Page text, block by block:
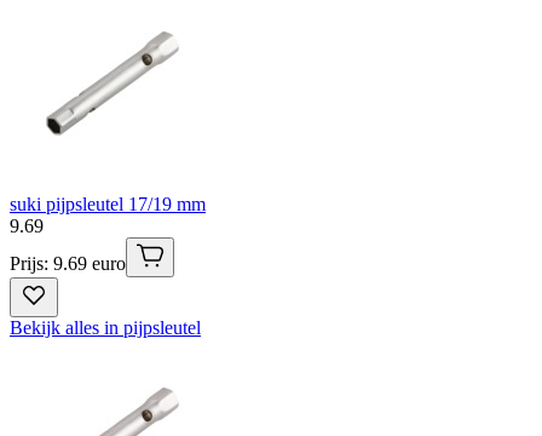
suki pijpsleutel 17/19 mm
9.69
Prijs: 9.69 euro
Bekijk alles in pijpsleutel